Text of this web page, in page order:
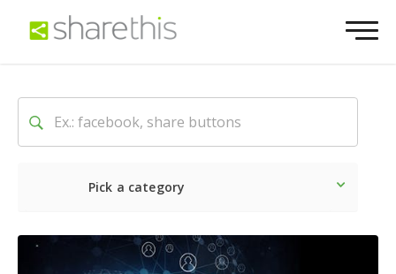
Pick a category
Neueste Sozial